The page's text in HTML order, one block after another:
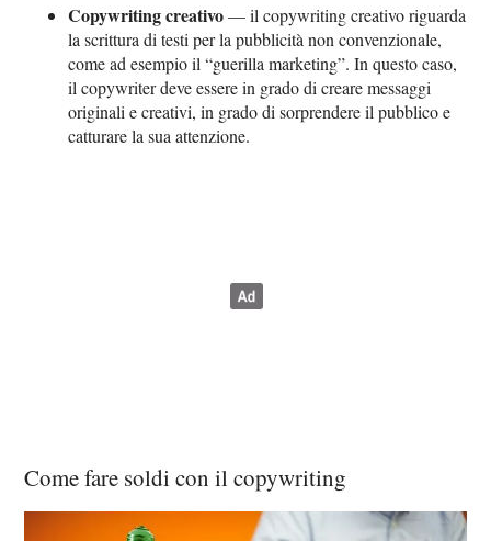
Copywriting creativo— il copywriting creativo riguarda
la scrittura di testi per la pubblicità non convenzionale,
come ad esempio il “guerilla marketing”. In questo caso,
il copywriter deve essere in grado di creare messaggi
originali e creativi, in grado di sorprendere il pubblico e
catturare la sua attenzione.
Come fare soldi con il copywriting